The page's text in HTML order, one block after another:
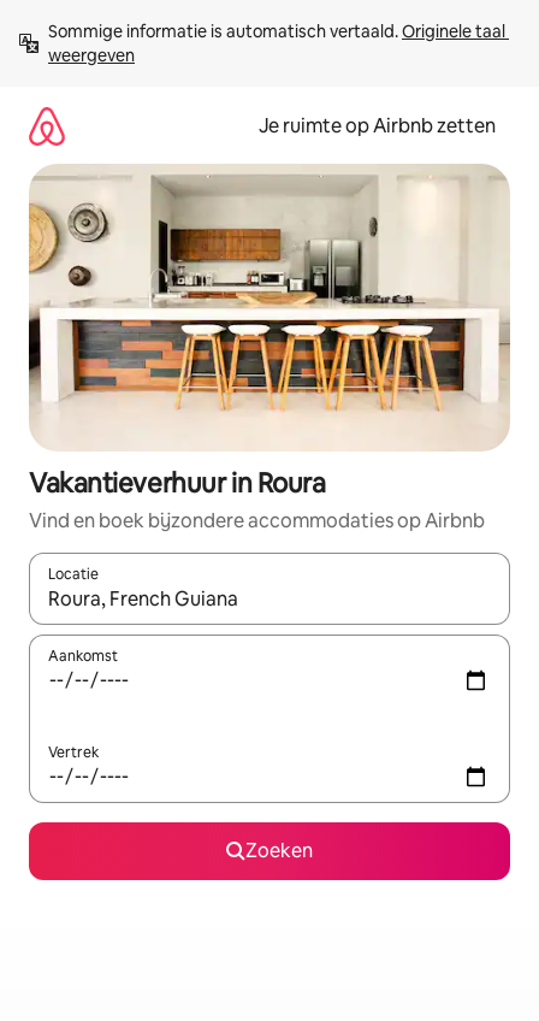
direct
naar
Sommige informatie is automatisch vertaald. Originele taal
weergeven
Je ruimte op Airbnb zetten
Vakantieverhuur in Roura
Vind en boek bijzondere accommodaties op Airbnb
Locatie
Wanneer er suggesties beschikbaar zijn, maak je een keuze
Aankomst
Vertrek
Zoeken